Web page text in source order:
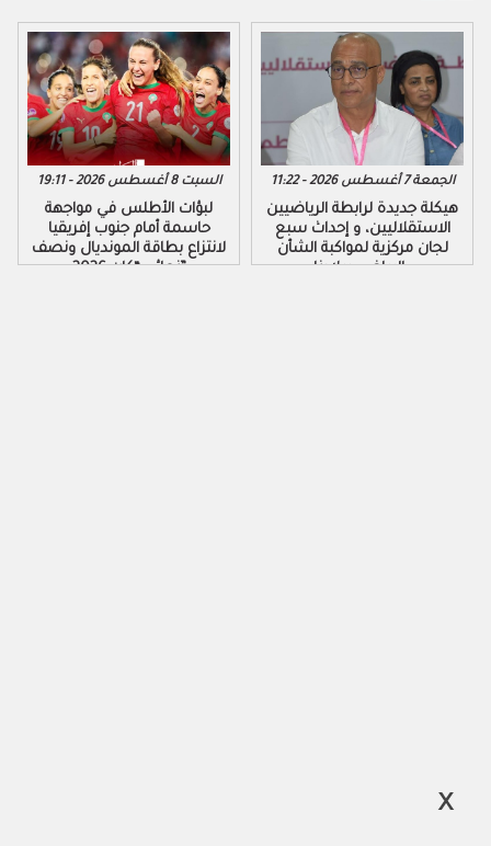
السبت 8 أغسطس 2026 - 19:11
لبؤات الأطلس في مواجهة
حاسمة أمام جنوب إفريقيا
لانتزاع بطاقة المونديال ونصف
نهائي “كان 2026”
الجمعة 7 أغسطس 2026 - 11:22
هيكلة جديدة لرابطة الرياضيين
الاستقلاليين، و إحداث سبع
لجان مركزية لمواكبة الشأن
الرياضي ببلادنا..